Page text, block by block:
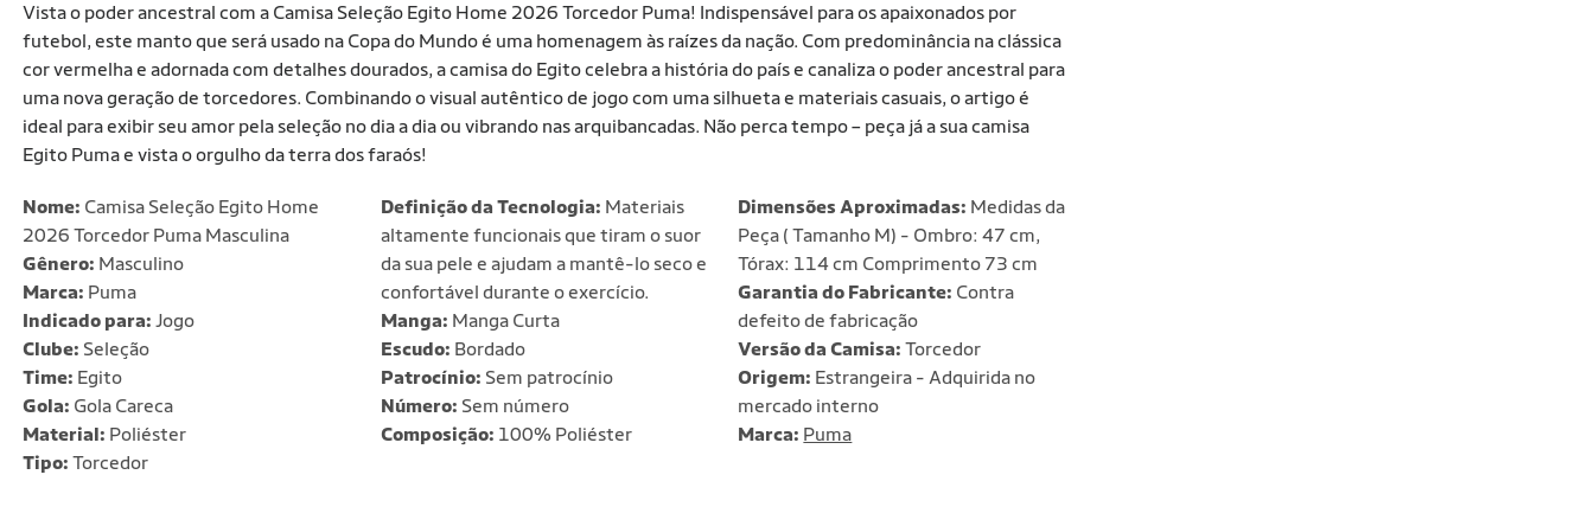
Vista o poder ancestral com a Camisa Seleção Egito Home 2026 Torcedor Puma! Indispensável para os apaixonados por
futebol, este manto que será usado na Copa do Mundo é uma homenagem às raízes da nação. Com predominância na clássica
cor vermelha e adornada com detalhes dourados, a camisa do Egito celebra a história do país e canaliza o poder ancestral para
uma nova geração de torcedores. Combinando o visual autêntico de jogo com uma silhueta e materiais casuais, o artigo é
ideal para exibir seu amor pela seleção no dia a dia ou vibrando nas arquibancadas. Não perca tempo – peça já a sua camisa
Egito Puma e vista o orgulho da terra dos faraós!
Nome: Camisa Seleção Egito Home
2026 Torcedor Puma Masculina
Gênero: Masculino
Marca: Puma
Indicado para: Jogo
Clube: Seleção
Time: Egito
Gola: Gola Careca
Material: Poliéster
Tipo: Torcedor
Definição da Tecnologia: Materiais
altamente funcionais que tiram o suor
da sua pele e ajudam a mantê-lo seco e
confortável durante o exercício.
Manga: Manga Curta
Escudo: Bordado
Patrocínio: Sem patrocínio
Número: Sem número
Composição: 100% Poliéster
Dimensões Aproximadas: Medidas da
Peça ( Tamanho M) - Ombro: 47 cm,
Tórax: 114 cm Comprimento 73 cm
Garantia do Fabricante: Contra
defeito de fabricação
Versão da Camisa: Torcedor
Origem: Estrangeira - Adquirida no
mercado interno
Marca: Puma